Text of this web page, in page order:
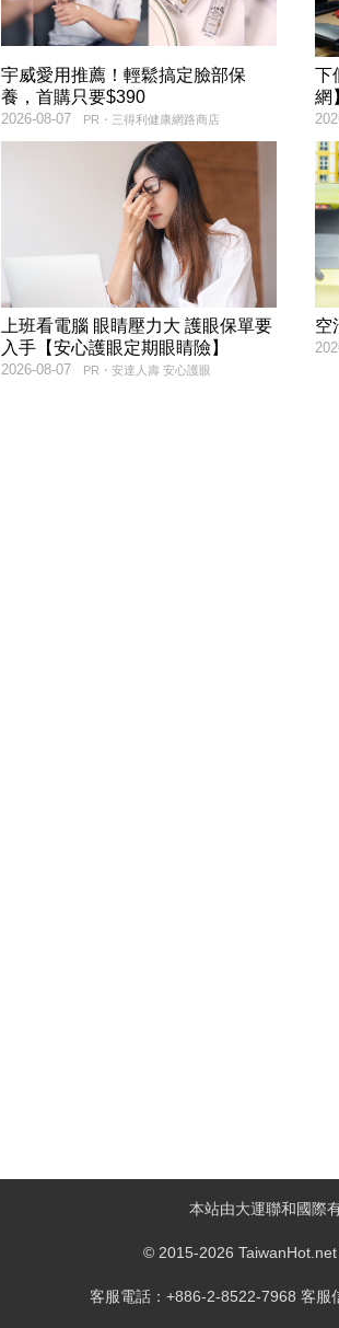
宇威愛用推薦！輕鬆搞定臉部保
養，首購只要$390
PR・三得利健康網路商店
2026-08-07
下
網
上班看電腦 眼睛壓力大 護眼保單要
入手【安心護眼定期眼睛險】
PR・安達人壽 安心護眼
2026-08-07
空
本站由大運聯和國際
© 2015-2026 TaiwanHot.net
客服電話：+886-2-8522-7968 客服